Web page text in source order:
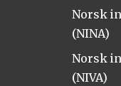
Norsk
(NINA)
Norsk
(NIVA)